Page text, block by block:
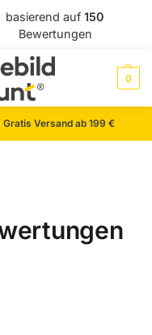
basierend auf150
Bewertungen
0
Versand ab 199 €